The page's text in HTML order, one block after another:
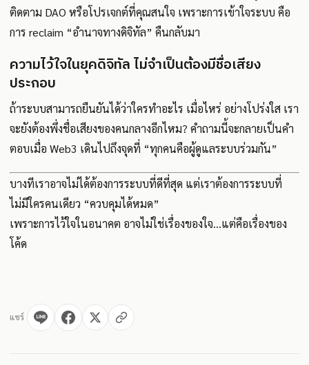
ติดตาม DAO หรือโปรเจกต์ที่คุณสนใจ เพราะการเข้าใจระบบ คือ
การ reclaim “อำนาจทางดิจิทัล” คืนกลับมา
ความไว้ใจในยุคดิจิทัล ไม่จำเป็นต้องมีชื่อเสียง
ประกอบ
ถ้าระบบสามารถยืนยันได้ว่าใครทำอะไร เมื่อไหร่ อย่างโปร่งใส เรา
จะยังต้องพึ่งชื่อเสียงของคนกลางอีกไหม? คำถามนี้จะกลายเป็นคำ
ตอบเมื่อ Web3 เดินไปถึงจุดที่ “ทุกคนคือผู้ดูแลระบบร่วมกัน”
บางทีเราอาจไม่ได้ต้องการระบบที่ดีที่สุด แต่เราต้องการระบบที่
ไม่มีใครคนเดียว “ควบคุมได้หมด”
เพราะการไว้ใจในอนาคต อาจไม่ใช่เรื่องของใจ…แต่คือเรื่องของ
โค้ด
แชร์